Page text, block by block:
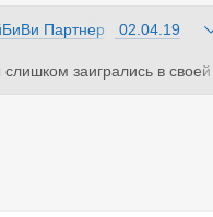
Партнер
02.04.19
заигрались в своей